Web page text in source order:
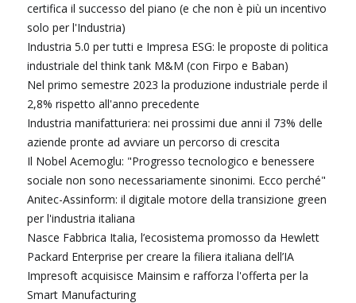
certifica il successo del piano (e che non è più un incentivo
solo per l'Industria)
Industria 5.0 per tutti e Impresa ESG: le proposte di politica
industriale del think tank M&M (con Firpo e Baban)
Nel primo semestre 2023 la produzione industriale perde il
2,8% rispetto all'anno precedente
Industria manifatturiera: nei prossimi due anni il 73% delle
aziende pronte ad avviare un percorso di crescita
Il Nobel Acemoglu: "Progresso tecnologico e benessere
sociale non sono necessariamente sinonimi. Ecco perché"
Anitec-Assinform: il digitale motore della transizione green
per l'industria italiana
Nasce Fabbrica Italia, l’ecosistema promosso da Hewlett
Packard Enterprise per creare la filiera italiana dell’IA
Impresoft acquisisce Mainsim e rafforza l'offerta per la
Smart Manufacturing